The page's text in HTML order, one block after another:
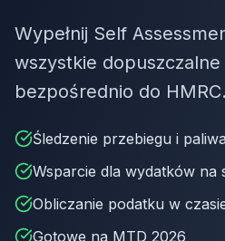
Wypełnij Self
wszystkie
bezpośrednio do HMRC.
Śledzenie przebiegu i paliwa
Wsparcie dla wydatków na
Obliczanie podatku w
Gotowe na MTD 2026